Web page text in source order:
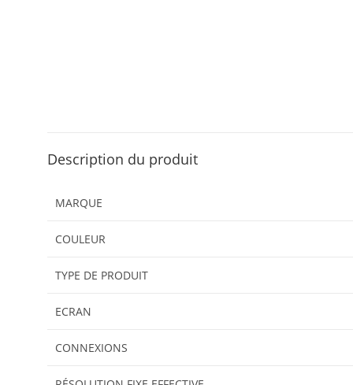
Description du produit
MARQUE
COULEUR
TYPE DE PRODUIT
ECRAN
CONNEXIONS